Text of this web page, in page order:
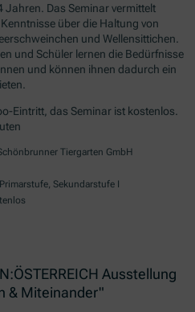
Jahren. Das Seminar vermittelt
über die Haltung von
und Wellensittichen.
und Schüler lernen die Bedürfnisse
und können ihnen dadurch ein
Eintritt, das Seminar ist kostenlos.
Tiergarten GmbH
Primarstufe, Sekundarstufe I
Ausstellung
& Miteinander"